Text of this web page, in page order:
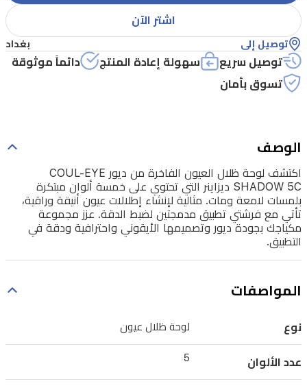
التي
تحتوي
على
خمسة
ألوان
لامعة
ومات.
مثالية
لإنشاء
إطلالات
عيون
وراقية،
فرشتي
تطبيق
اشتر الآن
توصيل إلى بغداد
توصيل سريع سهولة إعادة المنتج
دائماً موثوقة
تسوق بأمان
الوصف
اكتشف لوحة ظلال العيون الفاخرة من ديور COUL-EYE
SHADOW 5C ديزاينر التي تحتوي على خمسة ألوان مبتكرة
بلمسات لامعة ومات. مثالية لإنشاء إطلالات عيون أنيقة وراقية،
تأتي مع فرشتي تطبيق مدمجتين لضبط الدقة. عزز مجموعة
مكياجك بجودة ديور وتصميمها الأيقوني واحترافية ودقة في
التطبيق.
المواصفات
نوع لوحة ظلال عيون
عدد الألوان 5